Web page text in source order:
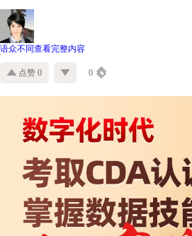
语众不同查看完整内容
点赞 0 0